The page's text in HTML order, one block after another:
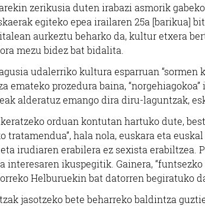
zerikusia duten irabazi asmorik
egiteko epea irailaren 25a [barikua]
aurkeztu beharko da, kultur etxera
mezu bidez bat bidalita.
udalerriko kultura esparruan “sormen
emateko prozedura baina,
alderatuz emango dira diru-laguntzak,
orduan kontutan hartuko dute,
tratamendua”, hala nola, euskara eta
irudiaren erabilera ez sexista erabiltzea.
interesaren ikuspegitik. Gainera,
Helburuekin bat datorren begiratuko
jasotzeko bete beharreko baldintza